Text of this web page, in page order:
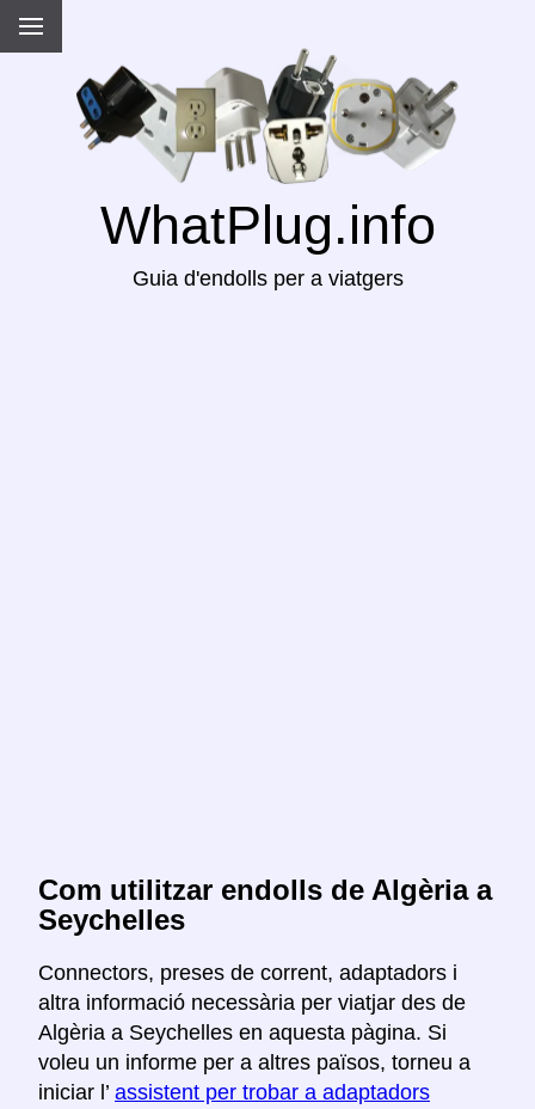
WhatPlug.info
Guia d'endolls per a viatgers
Com utilitzar endolls de Algèria a
Seychelles
Connectors, preses de corrent, adaptadors i
altra informació necessària per viatjar des de
Algèria a Seychelles en aquesta pàgina. Si
voleu un informe per a altres països, torneu a
iniciar l’ assistent per trobar a adaptadors